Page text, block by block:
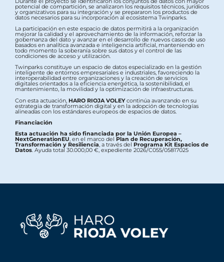
potencial de compartición, se analizaron los requisitos técnicos, jurídicos
y organizativos para su integración y se prepararon los productos de
datos necesarios para su incorporación al ecosistema Twinparks.
La participación en este espacio de datos permitirá a la organización
mejorar la calidad y el aprovechamiento de la información, reforzar la
gobernanza del dato y avanzar en el desarrollo de nuevos casos de uso
basados en analítica avanzada e inteligencia artificial, manteniendo en
todo momento la soberanía sobre sus datos y el control de las
condiciones de acceso y utilización.
Twinparks constituye un espacio de datos especializado en la gestión
inteligente de entornos empresariales e industriales, favoreciendo la
interoperabilidad entre organizaciones y la creación de servicios
digitales orientados a la eficiencia energética, la sostenibilidad, el
mantenimiento, la movilidad y la optimización de infraestructuras.
Con esta actuación, HARO RIOJA VOLEYcontinúa avanzando en su
estrategia de transformación digital y en la adopción de tecnologías
alineadas con los estándares europeos de espacios de datos.
Financiación
Esta actuación ha sido financiada por la Unión Europea –
NextGenerationEU, en el marco del Plan de Recuperación,
Transformación y Resiliencia, a través del Programa Kit Espacios de
Datos. Ayuda total 30.000,00 €, expediente 2026/C055/05817025